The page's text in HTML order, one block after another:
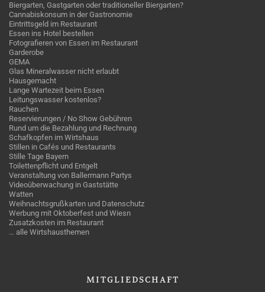
Biergarten, Gastgarten oder traditioneller Biergarten?
Cannabiskonsum in der Gastronomie
Eintrittsgeld im Restaurant
Essen ins Hotel bestellen
Fotografieren von Essen im Restaurant
Garderobe
GEMA
Glas Mineralwasser nicht erlaubt
Hausgemacht
Lange Wartezeit beim Essen
Leitungswasser kostenlos?
Rauchen
Reservierungen / No Show Gebühren
Rund um die Bezahlung und Rechnung
Schafkopfen im Wirtshaus
Stillen in Cafés und Restaurants
Stille Tage Bayern
Toilettenpflicht und Entgelt
Veranstaltung von Ballermann Partys
Videoüberwachung in Gaststätte
Watten
Weihnachtsgrußkarten und Datenschutz
Werbung mit Oktoberfest und Wiesn
Zusatzkosten im Restaurant
… alle Wirtshausthemen
MITGLIEDSCHAFT